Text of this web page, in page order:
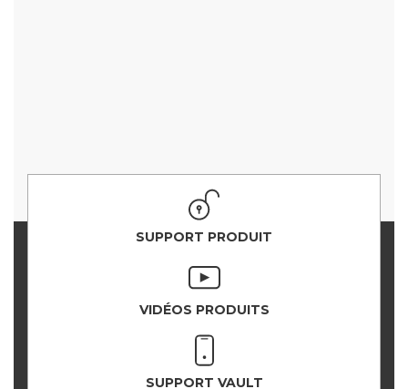
SUPPORT PRODUIT
VIDÉOS PRODUITS
SUPPORT VAULT